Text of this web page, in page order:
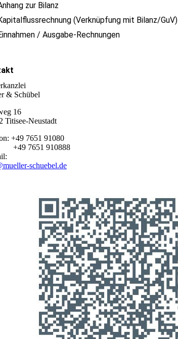
zur Bilanz
(Verknüpfung mit Bilanz/GuV)
/ Ausgabe-Rechnungen
& Schübel
16
Titisee-Neustadt
+49 7651 91080
+49 7651 910888
schuebel.de